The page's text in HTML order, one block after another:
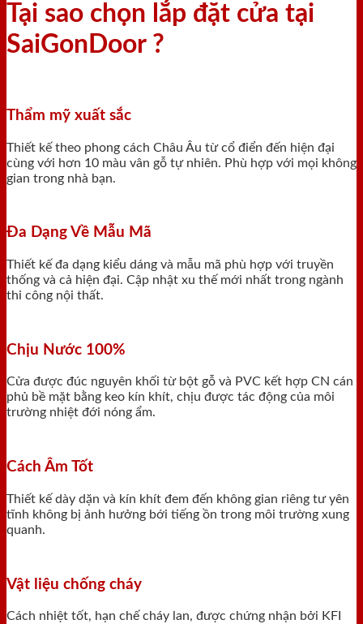
Tại sao chọn lắp đặt cửa tại
SaiGonDoor ?
Thẩm mỹ xuất sắc
Thiết kế theo phong cách Châu Âu từ cổ điển đến hiện đại
cùng với hơn 10 màu vân gỗ tự nhiên. Phù hợp với mọi không
gian trong nhà bạn.
Đa Dạng Về Mẫu Mã
Thiết kế đa dạng kiểu dáng và mẫu mã phù hợp với truyền
thống và cả hiện đại. Cập nhật xu thế mới nhất trong ngành
thi công nội thất.
Chịu Nước 100%
Cửa được đúc nguyên khối từ bột gỗ và PVC kết hợp CN cán
phủ bề mặt bằng keo kín khít, chịu được tác động của môi
trường nhiệt đới nóng ẩm.
Cách Âm Tốt
Thiết kế dày dặn và kín khít đem đến không gian riêng tư yên
tĩnh không bị ảnh hưởng bới tiếng ồn trong môi trường xung
quanh.
Vật liệu chống cháy
Cách nhiệt tốt, hạn chế cháy lan, được chứng nhận bởi KFI